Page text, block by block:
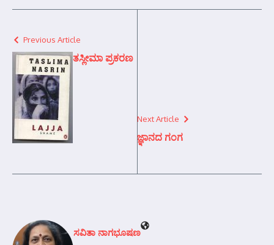
Previous Article
ತಸ್ಲೀಮಾ ಪ್ರಕರಣ
Next Article
ಜ್ಞಾನದ ಗಂಗ
ಸವಿತಾ ನಾಗಭೂಷಣ